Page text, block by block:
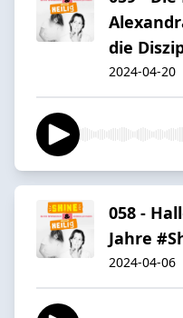
die
2024-04-20
058 -
Jahre
2024-04-06